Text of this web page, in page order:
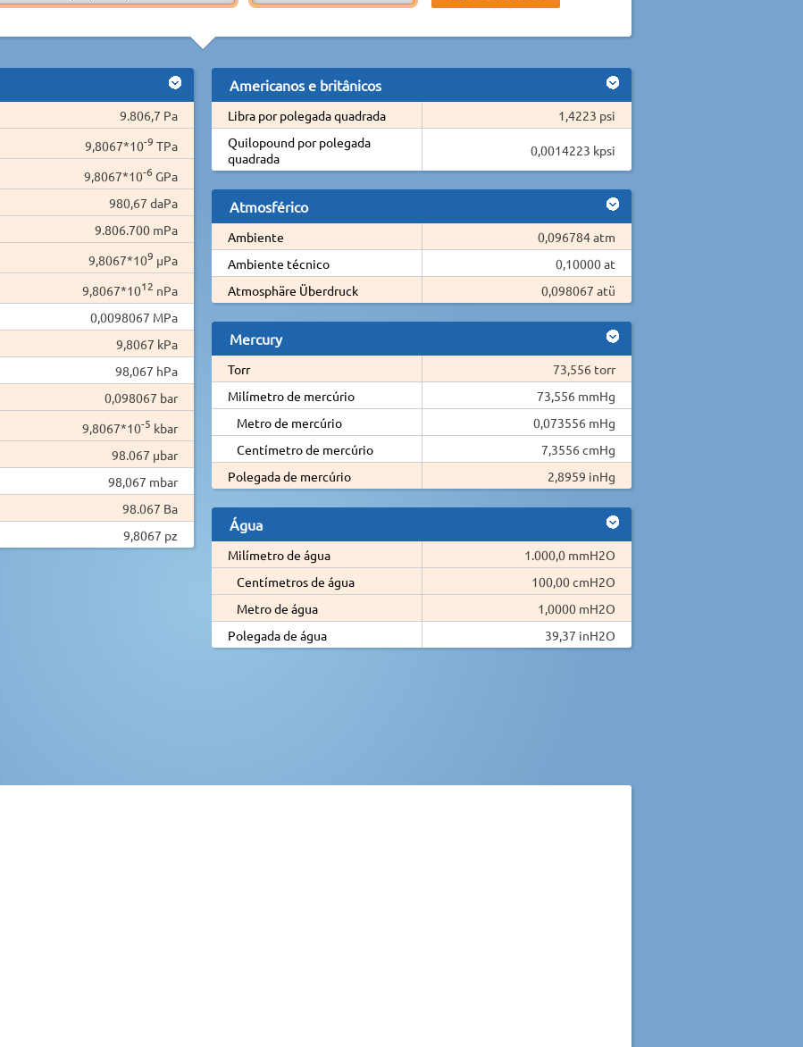
9.806,7 Pa
9,8067*10-9 TPa
9,8067*10-6 GPa
980,67 daPa
9.806.700 mPa
9,8067*109 µPa
9,8067*1012 nPa
0,0098067 MPa
9,8067 kPa
98,067 hPa
0,098067 bar
9,8067*10-5 kbar
98.067 µbar
98,067 mbar
98.067 Ba
9,8067 pz
Americanos e britânicos
Libra por polegada quadrada
1,4223 psi
Quilopound por polegada
quadrada
0,0014223 kpsi
Atmosférico
Ambiente
0,096784 atm
Ambiente técnico
0,10000 at
Atmosphäre Überdruck
0,098067 atü
Mercury
Torr
73,556 torr
Milímetro de mercúrio
73,556 mmHg
Metro de mercúrio
0,073556 mHg
Centímetro de mercúrio
7,3556 cmHg
Polegada de mercúrio
2,8959 inHg
Água
Milímetro de água
1.000,0 mmH2O
Centímetros de água
100,00 cmH2O
Metro de água
1,0000 mH2O
Polegada de água
39,37 inH2O